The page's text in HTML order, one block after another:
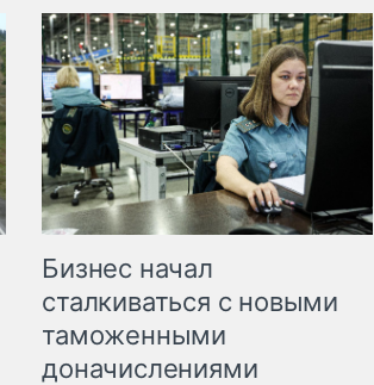
Бизнес начал
сталкиваться с новыми
таможенными
доначислениями